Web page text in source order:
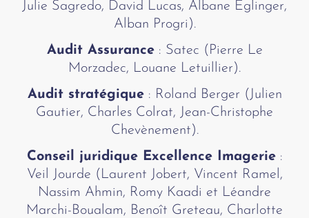
Julie Sagredo, David Lucas, Albane Eglinger,
Alban Progri).
Audit Assurance: Satec (Pierre Le
Morzadec, Louane Letuillier).
Audit stratégique: Roland Berger (Julien
Gautier, Charles Colrat, Jean-Christophe
Chevènement).
Conseil juridique Excellence Imagerie:
Veil Jourde (Laurent Jobert, Vincent Ramel,
Nassim Ahmin, Romy Kaadi et Léandre
Marchi-Boualam, Benoît Greteau, Charlotte